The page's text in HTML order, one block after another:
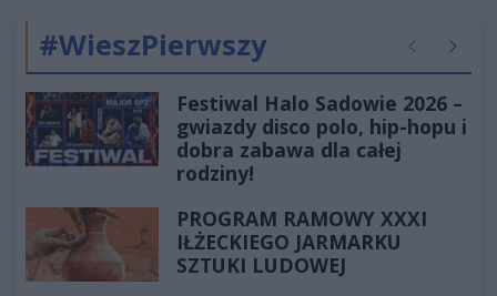
#WieszPierwszy Poprzednie
Festiwal Halo Sadowie 2026 –
gwiazdy disco polo, hip-hopu i
dobra zabawa dla całej
rodziny!
PROGRAM RAMOWY XXXI
IŁŻECKIEGO JARMARKU
SZTUKI LUDOWEJ